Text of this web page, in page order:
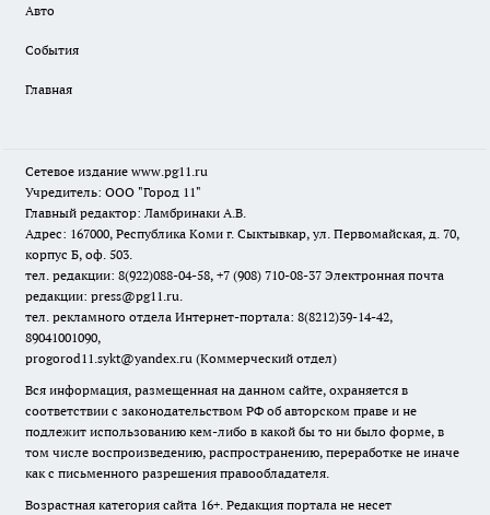
Авто
События
Главная
Сетевое издание www.pg11.ru
Учредитель: ООО "Город 11"
Главный редактор: Ламбринаки А.В.
Адрес: 167000, Республика Коми г. Сыктывкар, ул. Первомайская, д. 70,
корпус Б, оф. 503.
тел. редакции: 8(922)088-04-58, +7 (908) 710-08-37 Электронная почта
редакции: press@pg11.ru.
тел. рекламного отдела Интернет-портала: 8(8212)39-14-42,
89041001090,
progorod11.sykt@yandex.ru (Коммерческий отдел)
Вся информация, размещенная на данном сайте, охраняется в
соответствии с законодательством РФ об авторском праве и не
подлежит использованию кем-либо в какой бы то ни было форме, в
том числе воспроизведению, распространению, переработке не иначе
как с письменного разрешения правообладателя.
Возрастная категория сайта 16+. Редакция портала не несет